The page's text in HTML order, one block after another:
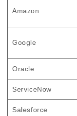
Amazon
Google
Oracle
ServiceNow
Salesforce